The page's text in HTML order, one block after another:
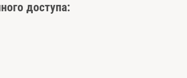
доступа: